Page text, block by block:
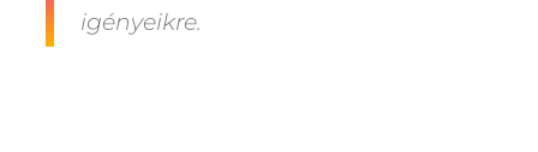
igényeikre.